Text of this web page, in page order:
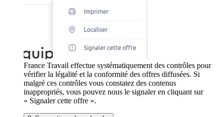
France Travail effectue systématiquement des contrôles pour
vérifier la légalité et la conformité des offres diffusées. Si
malgré ces contrôles vous constatez des contenus
inappropriés, vous pouvez nous le signaler en cliquant sur
« Signaler cette offre ».